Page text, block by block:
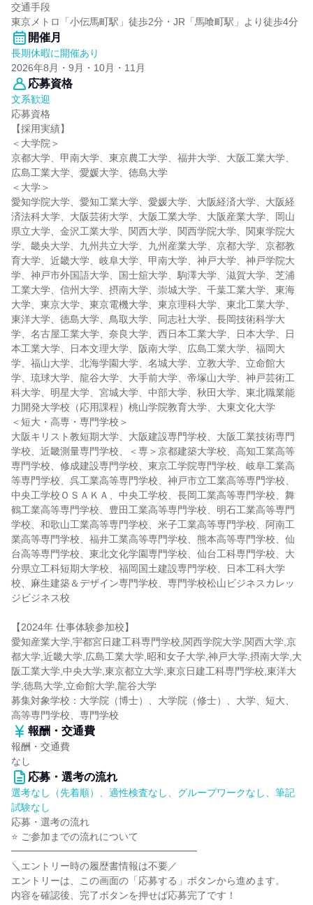
交通手段
東京メトロ「小伝馬町駅」徒歩2分・JR「馬喰町駅」より徒歩4分
開催月
長期休暇に開催あり
2026年8月・9月・10月・11月
応募資格
文系歓迎
応募資格
【採用実績】
＜大学院＞
京都大学、甲南大学、東京農工大学、福井大学、大阪工業大学、
広島工業大学、愛媛大学、徳島大学
＜大学＞
愛知学院大学、愛知工業大学、愛媛大学、大阪経済大学、大阪経
済法科大学、大阪芸術大学、大阪工業大学、大阪産業大学、岡山
県立大学、金沢工業大学、関西大学、関西学院大学、関東学院大
学、畿央大学、九州共立大学、九州産業大学、京都大学、京都教
育大学、近畿大学、岐阜大学、甲南大学、神戸大学、神戸学院大
学、神戸市外国語大学、国士舘大学、駒澤大学、滋賀大学、芝浦
工業大学、信州大学、摂南大学、崇城大学、千葉工業大学、東海
大学、東京大学、東京電機大学、東京理科大学、東北工業大学、
東洋大学、徳島大学、鳥取大学、同志社大学、長岡技術科学大
学、名古屋工業大学、奈良大学、西日本工業大学、日本大学、日
本工業大学、日本文理大学、阪南大学、広島工業大学、福岡大
学、福山大学、北海学園大学、名城大学、立教大学、立命館大
学、琉球大学、龍谷大学、大手前大学、帝塚山大学、神戸芸術工
科大学、明星大学、宮城大学、中部大学、秋田大学、東北職業能
力開発大学校（応用課程）桃山学院教育大学、大東文化大学
＜短大・高専・専門学校＞
大阪キリスト教短期大学、大阪建設専門学校、大阪工業技術専門
学校、近畿測量専門学校、＜専＞京都建築大学校、高知工業高等
専門学校、修成建設専門学校、東京工学院専門学校、岐阜工業高
等専門学校、呉工業高等専門学校、神戸市立工業高等専門学校、
中央工学校ＯＳＡＫＡ、中央工学校、長岡工業高等専門学校、舞
鶴工業高等専門学校、豊田工業高等専門学校、明石工業高等専門
学校、和歌山工業高等専門学校、米子工業高等専門学校、阿南工
業高等専門学校、福井工業高等専門学校、熊本高等専門学校、仙
台高等専門学校、東北文化学園専門学校、仙台工科専門学校、大
分県立工科短期大学校、福岡国土建設専門学校、日本工科大学
校、麻生建築＆デザイン専門学校、専門学校松山ビジネスカレッ
ジビジネス校
【2024年 仕事体験参加校】
愛知産業大学,宇都宮日建工科専門学校,関西学院大学,関西大学,京
都大学,近畿大学,広島工業大学,昭和女子大学,神戸大学,摂南大学,大
阪工業大学,中央大学,東京都立大学,東京日建工科専門学校,東洋大
学,徳島大学,立命館大学,龍谷大学
募集対象学校：大学院（博士）、大学院（修士）、大学、短大、
高等専門学校、専門学校
報酬・交通費
報酬・交通費
なし
応募・選考の流れ
選考なし（先着順）、適性検査なし、グループワークなし、筆記
試験なし
応募・選考の流れ
⭐ ご参加までの流れについて
━━━━━━━━━━━━━━━━━━━
＼エントリー時の履歴書情報は不要／
エントリーは、この画面の「応募する」ボタンから進めます。
内容を確認後、完了ボタンを押せば応募完了です！